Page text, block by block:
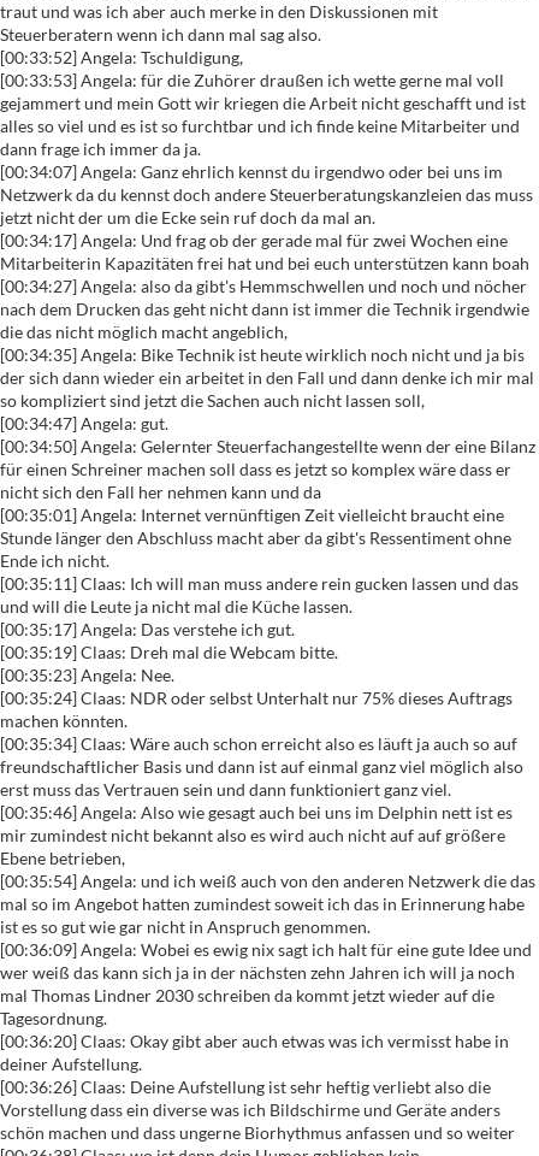
traut und was ich aber auch merke in den Diskussionen mit
Steuerberatern wenn ich dann mal sag also.
[00:33:52] Angela: Tschuldigung,
[00:33:53] Angela: für die Zuhörer draußen ich wette gerne mal voll
gejammert und mein Gott wir kriegen die Arbeit nicht geschafft und ist
alles so viel und es ist so furchtbar und ich finde keine Mitarbeiter und
dann frage ich immer da ja.
[00:34:07] Angela: Ganz ehrlich kennst du irgendwo oder bei uns im
Netzwerk da du kennst doch andere Steuerberatungskanzleien das muss
jetzt nicht der um die Ecke sein ruf doch da mal an.
[00:34:17] Angela: Und frag ob der gerade mal für zwei Wochen eine
Mitarbeiterin Kapazitäten frei hat und bei euch unterstützen kann boah
[00:34:27] Angela: also da gibt's Hemmschwellen und noch und nöcher
nach dem Drucken das geht nicht dann ist immer die Technik irgendwie
die das nicht möglich macht angeblich,
[00:34:35] Angela: Bike Technik ist heute wirklich noch nicht und ja bis
der sich dann wieder ein arbeitet in den Fall und dann denke ich mir mal
so kompliziert sind jetzt die Sachen auch nicht lassen soll,
[00:34:47] Angela: gut.
[00:34:50] Angela: Gelernter Steuerfachangestellte wenn der eine Bilanz
für einen Schreiner machen soll dass es jetzt so komplex wäre dass er
nicht sich den Fall her nehmen kann und da
[00:35:01] Angela: Internet vernünftigen Zeit vielleicht braucht eine
Stunde länger den Abschluss macht aber da gibt's Ressentiment ohne
Ende ich nicht.
[00:35:11] Claas: Ich will man muss andere rein gucken lassen und das
und will die Leute ja nicht mal die Küche lassen.
[00:35:17] Angela: Das verstehe ich gut.
[00:35:19] Claas: Dreh mal die Webcam bitte.
[00:35:23] Angela: Nee.
[00:35:24] Claas: NDR oder selbst Unterhalt nur 75% dieses Auftrags
machen könnten.
[00:35:34] Claas: Wäre auch schon erreicht also es läuft ja auch so auf
freundschaftlicher Basis und dann ist auf einmal ganz viel möglich also
erst muss das Vertrauen sein und dann funktioniert ganz viel.
[00:35:46] Angela: Also wie gesagt auch bei uns im Delphin nett ist es
mir zumindest nicht bekannt also es wird auch nicht auf auf größere
Ebene betrieben,
[00:35:54] Angela: und ich weiß auch von den anderen Netzwerk die das
mal so im Angebot hatten zumindest soweit ich das in Erinnerung habe
ist es so gut wie gar nicht in Anspruch genommen.
[00:36:09] Angela: Wobei es ewig nix sagt ich halt für eine gute Idee und
wer weiß das kann sich ja in der nächsten zehn Jahren ich will ja noch
mal Thomas Lindner 2030 schreiben da kommt jetzt wieder auf die
Tagesordnung.
[00:36:20] Claas: Okay gibt aber auch etwas was ich vermisst habe in
deiner Aufstellung.
[00:36:26] Claas: Deine Aufstellung ist sehr heftig verliebt also die
Vorstellung dass ein diverse was ich Bildschirme und Geräte anders
schön machen und dass ungerne Biorhythmus anfassen und so weiter